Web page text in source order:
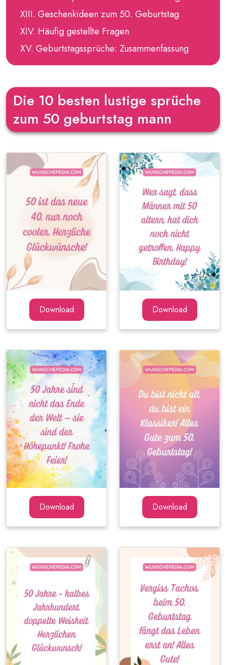
Geschenkideen zum 50. Geburtstag
Häufig gestellte Fragen
Geburtstagssprüche: Zusammenfassung
Die 10 besten lustige sprüche
zum 50 geburtstag mann
Download Download
Download Download